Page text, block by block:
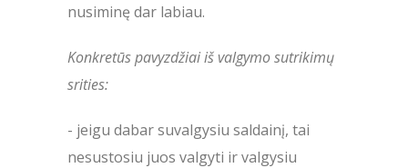
nusiminę dar labiau.
Konkretūs pavyzdžiai iš valgymo sutrikimų
srities:
- jeigu dabar suvalgysiu saldainį, tai
nesustosiu juos valgyti ir valgysiu